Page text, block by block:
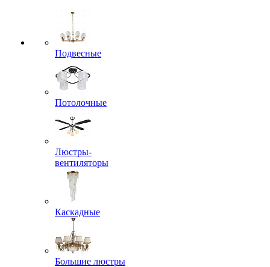
Подвесные
Потолочные
Люстры-
вентиляторы
Каскадные
Большие люстры